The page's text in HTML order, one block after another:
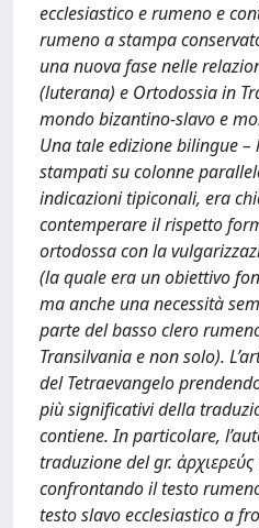
ecclesiastico e rumeno e
rumeno a stampa
una nuova fase nelle
(luterana) e Ortodossia in
mondo bizantino-slavo e
Una tale edizione bilingue
stampati su colonne
indicazioni tipiconali, era
contemperare il rispetto
ortodossa con la
(la quale era un obiettivo
ma anche una necessità
parte del basso clero
Transilvania e non solo).
del Tetraevangelo
più significativi della
contiene. In particolare,
traduzione del gr. ἀρχιερεύς
confrontando il testo
testo slavo ecclesiastico a